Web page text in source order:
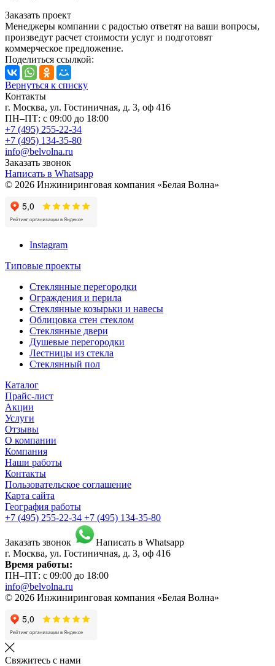
Заказать проект
Менеджеры компании с радостью ответят на ваши вопросы,
произведут расчет стоимости услуг и подготовят
коммерческое предложение.
Поделиться ссылкой:
Вернуться к списку
Контакты
г. Москва, ул. Гостиничная, д. 3, оф 416
ПН–ПТ: с 09:00 до 18:00
+7 (495) 255-22-34
+7 (495) 134-35-80
info@belvolna.ru
Заказать звонок
Написать в Whatsapp
© 2026 Инжиниринговая компания «Белая Волна»
Instagram
Типовые проекты
Cтеклянные перегородки
Ограждения и перила
Стеклянные козырьки и навесы
Облицовка стен стеклом
Стеклянные двери
Душевые перегородки
Лестницы из стекла
Стеклянный пол
Каталог
Прайс-лист
Акции
Услуги
Отзывы
О компании
Компания
Наши работы
Контакты
Пользовательское соглашение
Карта сайта
География работы
+7 (495) 255-22-34 +7 (495) 134-35-80
Заказать звонок
Написать в Whatsapp
г. Москва, ул. Гостиничная, д. 3, оф 416
Время работы:
ПН–ПТ: с 09:00 до 18:00
info@belvolna.ru
© 2026 Инжиниринговая компания «Белая Волна»
Свяжитесь с нами